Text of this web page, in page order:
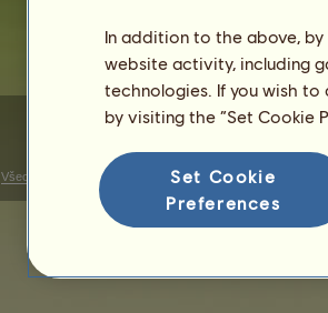
Všeobecné podmienky použitia Zásady ochrany
In addition to the above,
website activity, including
technologies. If you wish to
by visiting the “Set Cookie
Set Cookie
Preferences